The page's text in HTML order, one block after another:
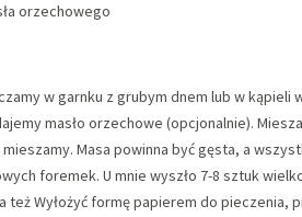
orzechowego
w garnku z grubym dnem lub w kąpieli
masło orzechowe (opcjonalnie).
Masa powinna być gęsta, a
foremek. U mnie wyszło 7-8 sztuk
też Wyłożyć formę papierem do pieczenia,